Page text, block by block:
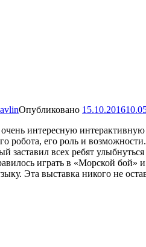
Опубликовано 15.10.2016
интересную
робота, его роль и
заставил всех ребят
играть в «Морской
Эта выставка никого не